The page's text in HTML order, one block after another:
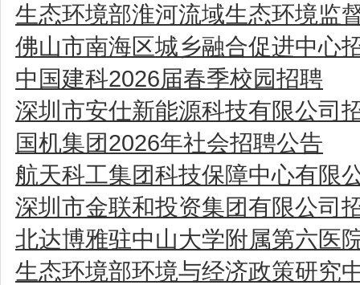
生态环境部淮河流域生态环境监
佛山市南海区城乡融合促进中心
中国建科2026届春季校园招聘
深圳市安仕新能源科技有限公司
国机集团2026年社会招聘公告
航天科工集团科技保障中心有限
深圳市金联和投资集团有限公司
北达博雅驻中山大学附属第六医
生态环境部环境与经济政策研究